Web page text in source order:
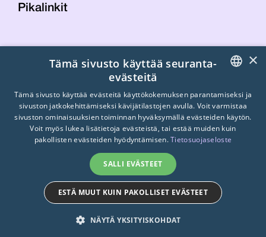
Pikalinkit
Laskutustiedot
Tietosuojaseloste
Turvallisemman tilan periaatteet
© 2026 STTK. Made with ❤ byAvoin.Systems
FINNISH
SWEDISH
×
Tämä sivusto käyttää seuranta-
evästeitä
Tämä sivusto käyttää evästeitä käyttökokemuksen parantamiseksi ja
sivuston jatkokehittämiseksi kävijätilastojen avulla. Voit varmistaa
sivuston ominaisuuksien toiminnan hyväksymällä evästeiden käytön.
Voit myös lukea lisätietoja evästeistä, tai estää muiden kuin
pakollisten evästeiden hyödyntämisen.Tietosuojaseloste
SALLI EVÄSTEET
ESTÄ MUUT KUIN PAKOLLISET EVÄSTEET
NÄYTÄ YKSITYISKOHDAT